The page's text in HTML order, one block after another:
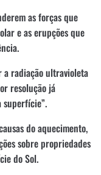
as forças que
e as erupções que
a radiação ultravioleta
resolução já
superfície”.
do aquecimento,
sobre propriedades
do Sol.